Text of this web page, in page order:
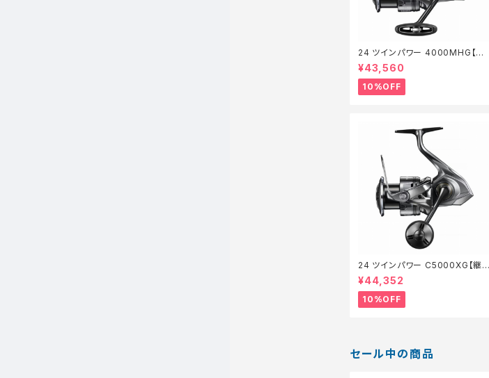
24 ツインパワー 4000MHG【継
続セール_リール】【10】
¥43,560
10%OFF
24 ツインパワー C5000XG【継続
セール_リール】【10】
¥44,352
10%OFF
セール中の商品